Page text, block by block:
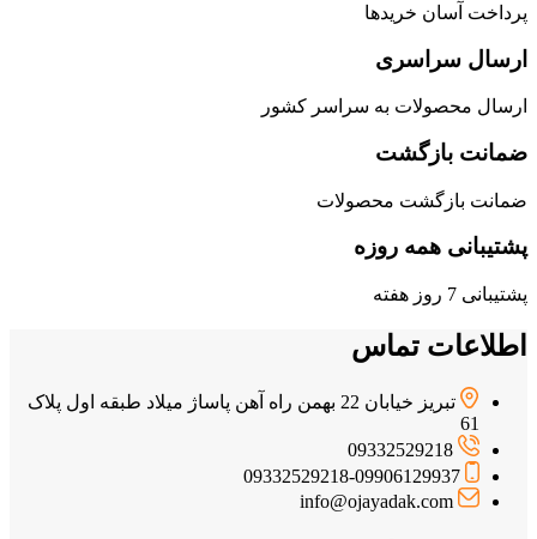
پرداخت آسان خریدها
ارسال سراسری
ارسال محصولات به سراسر کشور
ضمانت بازگشت
ضمانت بازگشت محصولات
پشتیبانی همه روزه
پشتیبانی 7 روز هفته
اطلاعات تماس
تبریز خیابان 22 بهمن راه آهن پاساژ میلاد طبقه اول پلاک
61
09332529218
09332529218-09906129937
info@ojayadak.com